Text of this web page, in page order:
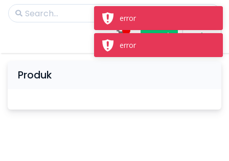
Masuk Daftar
Produk
error
error